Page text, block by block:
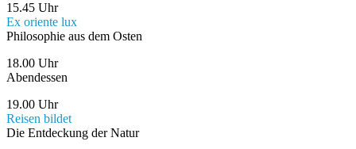
15.45 Uhr
Ex oriente lux
Philosophie aus dem Osten
18.00 Uhr
Abendessen
19.00 Uhr
Reisen bildet
Die Entdeckung der Natur